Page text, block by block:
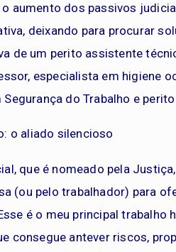
aumento dos passivos
deixando para procurar
de um perito assistente
especialista em higiene
do Trabalho e
o aliado silencioso
que é nomeado pela
(ou pelo trabalhador) para
é o meu principal trabalho
consegue antever riscos,